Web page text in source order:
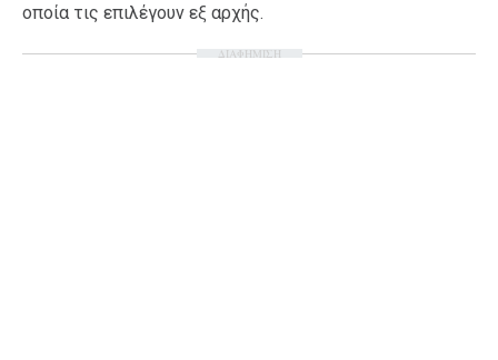
οποία τις επιλέγουν εξ αρχής.
ΔΙΑΦΗΜΙΣΗ